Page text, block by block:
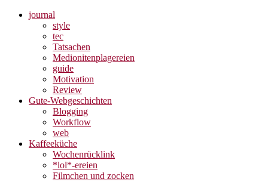
journal
style
tec
Tatsachen
Medionitenplagereien
guide
Motivation
Review
Gute-Webgeschichten
Blogging
Workflow
web
Kaffeeküche
Wochenrücklink
*lol*-ereien
Filmchen und zocken